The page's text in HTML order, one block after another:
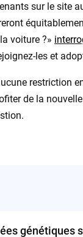
sur le site
voiture ?»
les et
restriction
de la
génétiques